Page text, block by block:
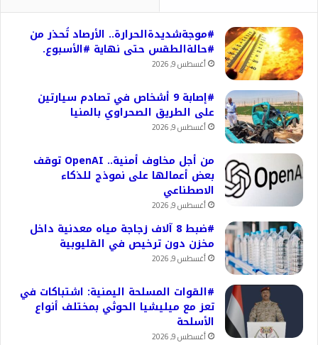
#موجةشديدةالحرارة.. الأرصاد تُحذر من
#حالةالطقس حتى نهاية #الأسبوع.
أغسطس 9, 2026
#إصابة 9 أشخاص في تصادم سيارتين
على الطريق الصحراوي بالمنيا
أغسطس 9, 2026
من أجل مخاوف أمنية.. OpenAI توقف
بعض أعمالها على نموذج للذكاء
الاصطناعي
أغسطس 9, 2026
#ضبط 8 آلاف زجاجة مياه معدنية داخل
مخزن دون ترخيص في القليوبية
أغسطس 9, 2026
#القوات المسلحة اليمنية: اشتباكات في
تعز مع ميليشيا الحوثي بمختلف أنواع
الأسلحة
أغسطس 9, 2026